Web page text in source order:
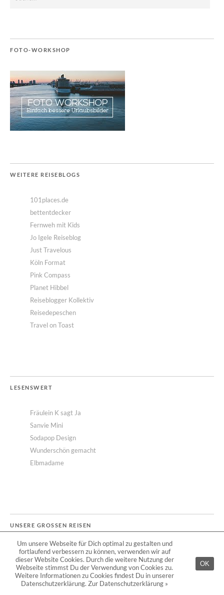
FOTO-WORKSHOP
WEITERE REISEBLOGS
101places.de
bettentdecker
Fernweh mit Kids
Jo Igele Reiseblog
Just Travelous
Köln Format
Pink Compass
Planet Hibbel
Reiseblogger Kollektiv
Reisedepeschen
Travel on Toast
LESENSWERT
Fräulein K sagt Ja
Sanvie Mini
Sodapop Design
Wunderschön gemacht
Elbmadame
UNSERE GROSSEN REISEN
Um unsere Webseite für Dich optimal zu gestalten und
fortlaufend verbessern zu können, verwenden wir auf
dieser Website Cookies. Durch die weitere Nutzung der
Webseite stimmst Du der Verwendung von Cookies zu.
Weitere Informationen zu Cookies findest Du in unserer
Datenschutzerklärung. Zur Datenschutzerklärung »
OK